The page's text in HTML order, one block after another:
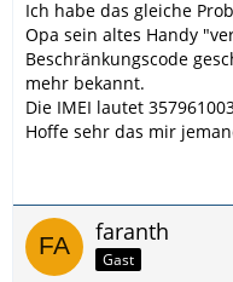
Ich habe das gleiche
Opa sein altes Handy
Beschränkungscode
mehr bekannt.
Die IMEI lautet
Hoffe sehr das mir
faranth
Gast